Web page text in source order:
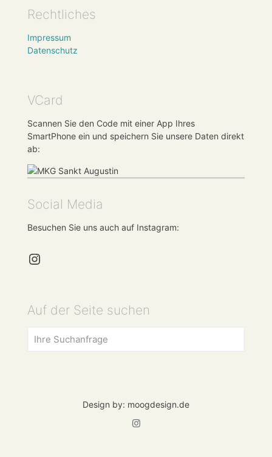
Rechtliches
Impressum
Datenschutz
VCard
Scannen Sie den Code mit einer App Ihres
SmartPhone ein und speichern Sie unsere Daten direkt
ab:
Social Media
Besuchen Sie uns auch auf Instagram:
https://www.instagram.com/
Auf der Seite suchen
Design by: moogdesign.de